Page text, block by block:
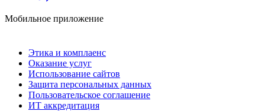
Мобильное приложение
Этика и комплаенс
Оказание услуг
Использование сайтов
Защита персональных данных
Пользовательское соглашение
ИТ аккредитация